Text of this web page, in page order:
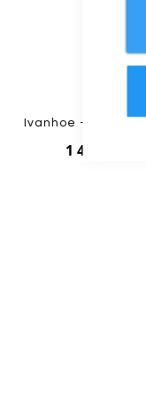
Ivanhoe - NLS
1 499,00 kr